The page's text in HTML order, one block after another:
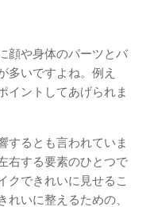
顔や身体のパーツとバ
多いですよね。例え
イントしてあげられま
するとも言われていま
右する要素のひとつで
クできれいに見せるこ
れいに整えるための、